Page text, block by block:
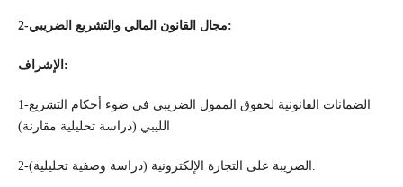
2-مجال القانون المالي والتشريع الضريبي:
الإشراف:
1-الضمانات القانونية لحقوق الممول الضريبي في ضوء أحكام التشريع
الليبي (دراسة تحليلية مقارنة)